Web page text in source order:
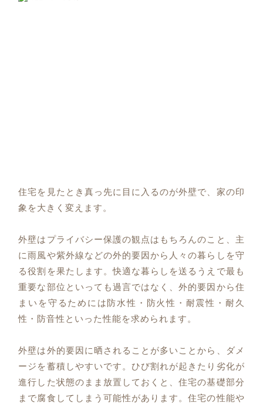
住宅を見たとき真っ先に目に入るのが外壁で、家の印
象を大きく変えます。
外壁はプライバシー保護の観点はもちろんのこと、主
に雨風や紫外線などの外的要因から人々の暮らしを守
る役割を果たします。快適な暮らしを送るうえで最も
重要な部位といっても過言ではなく、外的要因から住
まいを守るためには防水性・防火性・耐震性・耐久
性・防音性といった性能を求められます。
外壁は外的要因に晒されることが多いことから、ダメ
ージを蓄積しやすいです。ひび割れが起きたり劣化が
進行した状態のまま放置しておくと、住宅の基礎部分
まで腐食してしまう可能性があります。住宅の性能や